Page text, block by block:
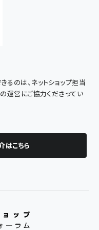
のは、ネットショップ担当
運営にご協力くださってい
はこちら